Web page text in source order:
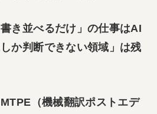
書き並べるだけ」の仕事はAI
か判断できない領域」は残
MTPE（機械翻訳ポストエデ